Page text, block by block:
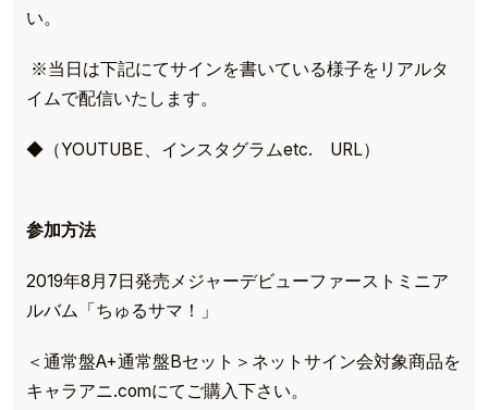
い。
※当日は下記にてサインを書いている様子をリアルタ
イムで配信いたします。
◆（YOUTUBE、インスタグラムetc. URL）
参加方法
2019年8月7日発売メジャーデビューファーストミニア
ルバム「ちゅるサマ！」
＜通常盤A+通常盤Bセット＞ネットサイン会対象商品を
キャラアニ.comにてご購入下さい。